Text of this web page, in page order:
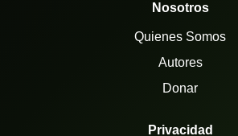
Nosotros
Quienes Somos
Autores
Donar
Privacidad